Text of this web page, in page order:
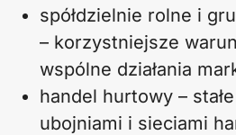
spółdzielnie rolne i
– korzystniejsze
wspólne działania
handel hurtowy –
ubojniami i sieciami